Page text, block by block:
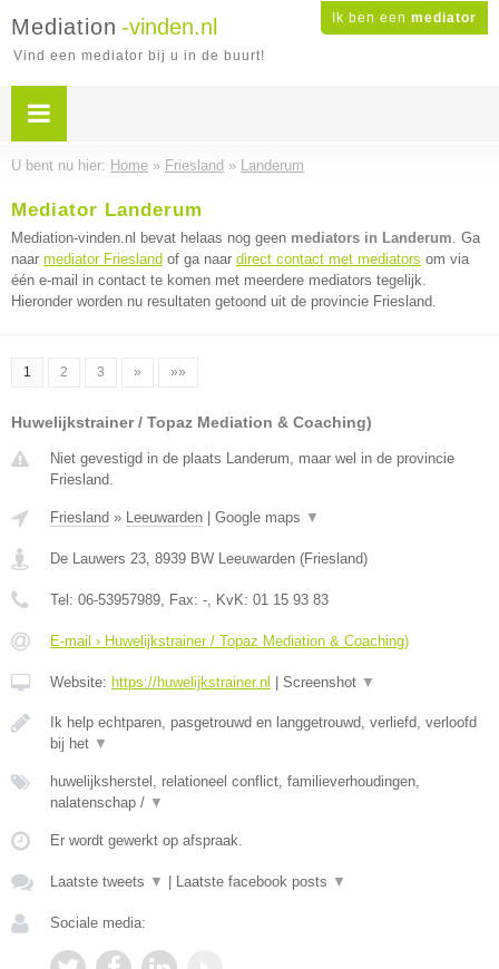
Ik ben een mediator
Mediation -vinden.nl
Vind een mediator bij u in de buurt!
U bent nu hier: Home » Friesland » Landerum
Mediator Landerum
Mediation-vinden.nl bevat helaas nog geen mediators in Landerum. Ga
naar mediator Friesland of ga naar direct contact met mediators om via
één e-mail in contact te komen met meerdere mediators tegelijk.
Hieronder worden nu resultaten getoond uit de provincie Friesland.
1 2 3 » »»
Huwelijkstrainer / Topaz Mediation & Coaching)
Niet gevestigd in de plaats Landerum, maar wel in de provincie
Friesland.
Friesland » Leeuwarden Google maps ▼
De Lauwers 23, 8939 BW Leeuwarden (Friesland)
Tel: 06-53957989, Fax: -, KvK: 01 15 93 83
E-mail › Huwelijkstrainer / Topaz Mediation & Coaching)
Website: https://huwelijkstrainer.nl Screenshot ▼
Ik help echtparen, pasgetrouwd en langgetrouwd, verliefd, verloofd
bij het ▼
huwelijksherstel, relationeel conflict, familieverhoudingen,
nalatenschap / ▼
Er wordt gewerkt op afspraak.
Laatste tweets ▼ Laatste facebook posts ▼
Sociale media: